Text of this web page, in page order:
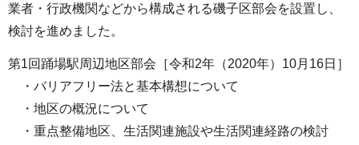
業者・行政機関などから構成される磯子区部会を設置し、
検討を進めました。
第1回踊場駅周辺地区部会［令和2年（2020年）10月16日］
・バリアフリー法と基本構想について
・地区の概況について
・重点整備地区、生活関連施設や生活関連経路の検討